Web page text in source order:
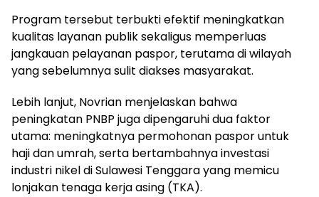
‎Program tersebut terbukti efektif meningkatkan
kualitas layanan publik sekaligus memperluas
jangkauan pelayanan paspor, terutama di wilayah
yang sebelumnya sulit diakses masyarakat.
‎Lebih lanjut, Novrian menjelaskan bahwa
peningkatan PNBP juga dipengaruhi dua faktor
utama: meningkatnya permohonan paspor untuk
haji dan umrah, serta bertambahnya investasi
industri nikel di Sulawesi Tenggara yang memicu
lonjakan tenaga kerja asing (TKA).